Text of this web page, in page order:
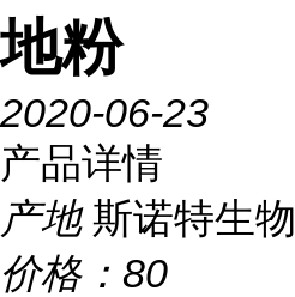
地粉
2020-06-23
产品详情
产地 斯诺特生物
价格： 80